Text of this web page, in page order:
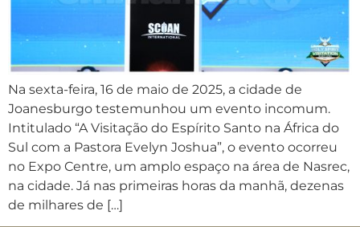
Na sexta-feira, 16 de maio de 2025, a cidade de
Joanesburgo testemunhou um evento incomum.
Intitulado “A Visitação do Espírito Santo na África do
Sul com a Pastora Evelyn Joshua”, o evento ocorreu
no Expo Centre, um amplo espaço na área de Nasrec,
na cidade. Já nas primeiras horas da manhã, dezenas
de milhares de […]